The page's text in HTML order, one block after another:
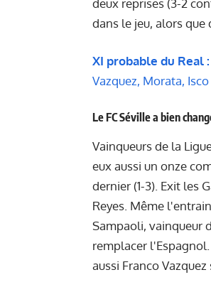
deux reprises (3-2
dans le jeu, alors
XI probable du Real :
Vazquez, Morata, Isco
Le FC Séville a bien
Vainqueurs de la
eux aussi un onze
dernier (1-3). Exit les
Reyes. Même
Sampaoli, vainqueur
remplacer
aussi Franco